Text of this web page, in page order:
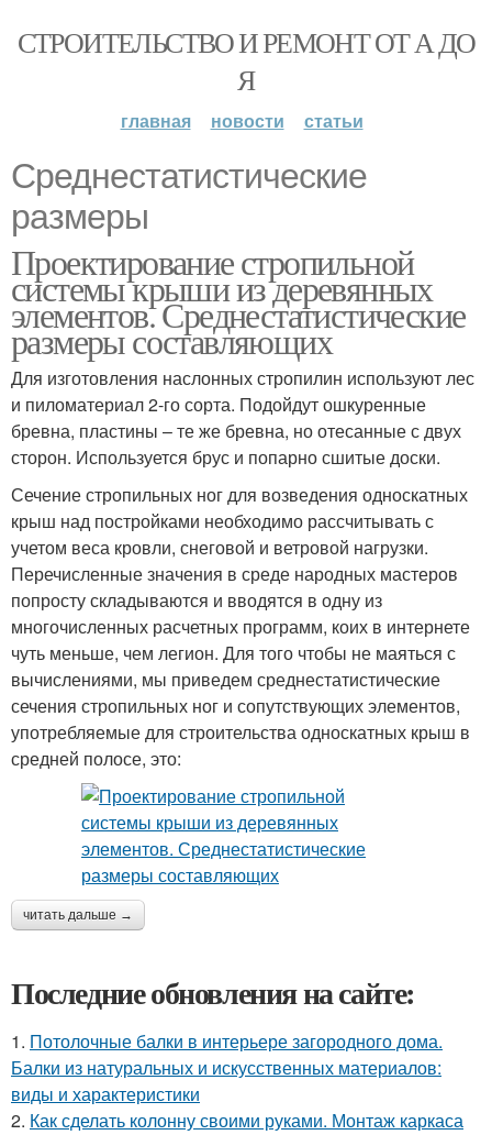
СТРОИТЕЛЬСТВО И РЕМОНТ ОТ А ДО
Я
главная новости статьи
Среднестатистические
размеры
Проектирование стропильной
системы крыши из деревянных
элементов. Среднестатистические
размеры составляющих
Для изготовления наслонных стропилин используют лес
и пиломатериал 2-го сорта. Подойдут ошкуренные
бревна, пластины – те же бревна, но отесанные с двух
сторон. Используется брус и попарно сшитые доски.
Сечение стропильных ног для возведения односкатных
крыш над постройками необходимо рассчитывать с
учетом веса кровли, снеговой и ветровой нагрузки.
Перечисленные значения в среде народных мастеров
попросту складываются и вводятся в одну из
многочисленных расчетных программ, коих в интернете
чуть меньше, чем легион. Для того чтобы не маяться с
вычислениями, мы приведем среднестатистические
сечения стропильных ног и сопутствующих элементов,
употребляемые для строительства односкатных крыш в
средней полосе, это:
читать дальше →
Последние обновления на сайте:
1. Потолочные балки в интерьере загородного дома.
Балки из натуральных и искусственных материалов:
виды и характеристики
2. Как сделать колонну своими руками. Монтаж каркаса